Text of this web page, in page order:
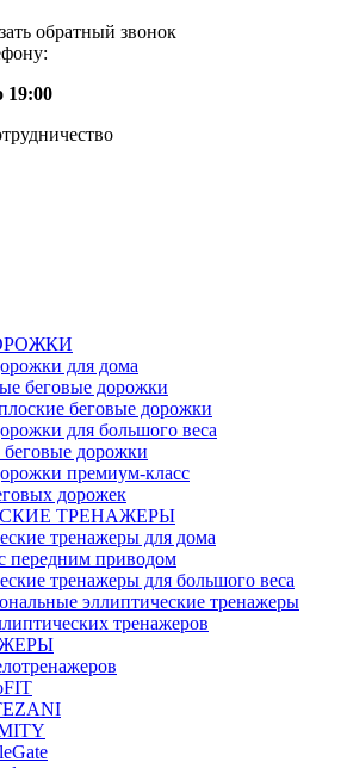
обратный звонок
19:00
для дома
беговые дорожки
беговые дорожки
для большого веса
дорожки
премиум-класс
дорожек
ТРЕНАЖЕРЫ
тренажеры для дома
передним приводом
тренажеры для большого веса
эллиптические тренажеры
тренажеров